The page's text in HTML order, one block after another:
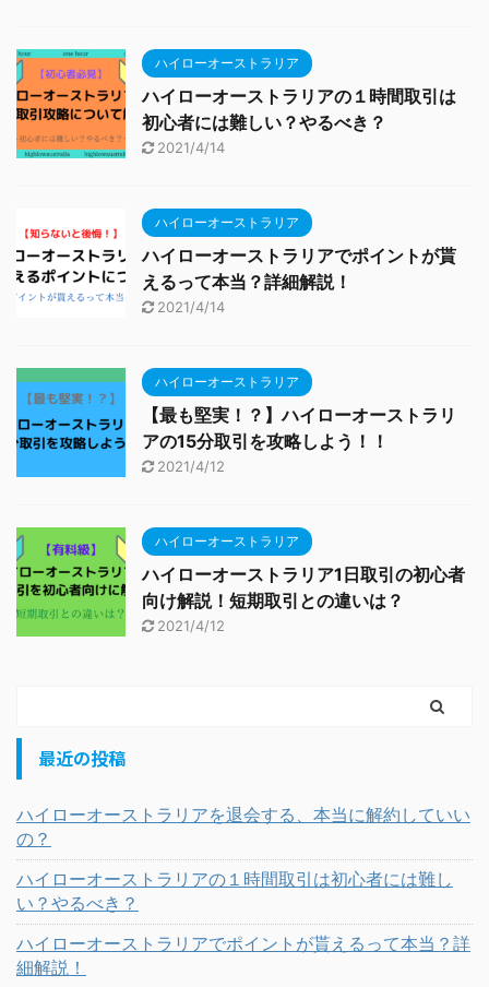
ハイローオーストラリア
ハイローオーストラリアの１時間取引は
初心者には難しい？やるべき？
2021/4/14
ハイローオーストラリア
ハイローオーストラリアでポイントが貰
えるって本当？詳細解説！
2021/4/14
ハイローオーストラリア
【最も堅実！？】ハイローオーストラリ
アの15分取引を攻略しよう！！
2021/4/12
ハイローオーストラリア
ハイローオーストラリア1日取引の初心者
向け解説！短期取引との違いは？
2021/4/12
最近の投稿
ハイローオーストラリアを退会する、本当に解約していい
の？
ハイローオーストラリアの１時間取引は初心者には難し
い？やるべき？
ハイローオーストラリアでポイントが貰えるって本当？詳
細解説！